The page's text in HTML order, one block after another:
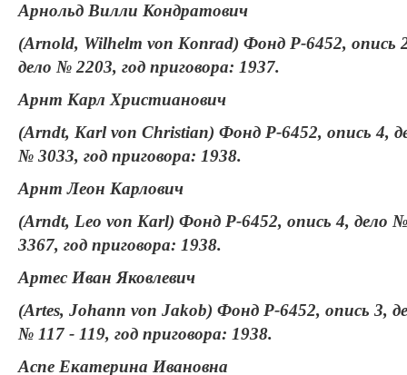
Арнольд Вилли Кондратович
(Arnold, Wilhelm von Konrad) Фонд Р-6452, опись
дело № 2203, год приговора: 1937.
Арнт Карл Христианович
(Arndt, Karl von Christian) Фонд Р-6452, опись 4,
№ 3033, год приговора: 1938.
Арнт Леон Карлович
(Arndt, Leo von Karl) Фонд Р-6452, опись 4, дело №
3367, год приговора: 1938.
Артес Иван Яковлевич
(Artes, Johann von Jakob) Фонд Р-6452, опись 3,
№ 117 - 119, год приговора: 1938.
Аспе Екатерина Ивановна